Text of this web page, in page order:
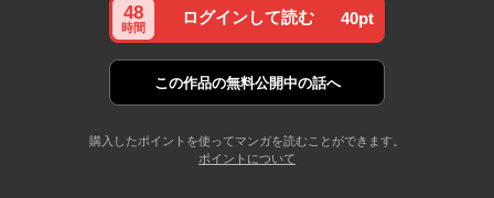
48
時間
ログインして読む 40pt
この作品の無料公開中の話へ
購入したポイントを使ってマンガを読むことができます。
ポイントについて